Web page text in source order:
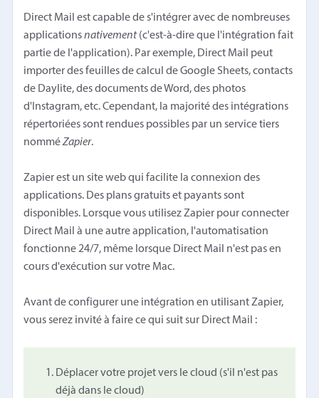
Direct Mail est capable de s'intégrer avec de nombreuses
applicationsnativement(c'est-à-dire que l'intégration fait
partie de l'application). Par exemple, Direct Mail peut
importer des feuilles de calcul de Google Sheets, contacts
de Daylite, des documents de Word, des photos
d'Instagram, etc. Cependant, la majorité des intégrations
répertoriées sont rendues possibles par un service tiers
nomméZapier.
Zapier est un site web qui facilite la connexion des
applications. Des plans gratuits et payants sont
disponibles. Lorsque vous utilisez Zapier pour connecter
Direct Mail à une autre application, l'automatisation
fonctionne 24/7, même lorsque Direct Mail n'est pas en
cours d'exécution sur votre Mac.
Avant de configurer une intégration en utilisant Zapier,
vous serez invité à faire ce qui suit sur Direct Mail :
Déplacer votre projet vers le cloud (s'il n'est pas
déjà dans le cloud)